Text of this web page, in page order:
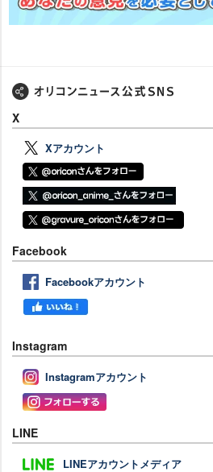
X
Xアカウント
Facebook
Facebookアカウント
Instagram
Instagramアカウント
LINE
LINEアカウントメディア